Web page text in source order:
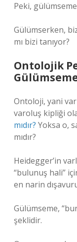
Peki,
Gülümserken,
mı bizi tanıyor?
Ontolojik
Ontoloji, yani
varoluş kipliği
mıdır? Yoksa o,
mıdır?
Heidegger’in
“bulunuş hali”
en narin
Gülümseme,
şeklidir.